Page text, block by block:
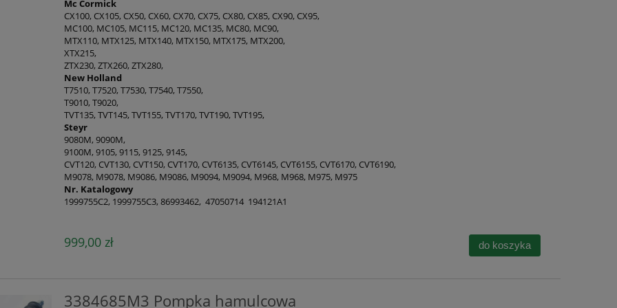
Mc Cormick
CX100, CX105, CX50, CX60, CX70, CX75, CX80, CX85, CX90, CX95,
MC100, MC105, MC115, MC120, MC135, MC80, MC90,
MTX110, MTX125, MTX140, MTX150, MTX175, MTX200,
XTX215,
ZTX230, ZTX260, ZTX280,
New Holland
T7510, T7520, T7530, T7540, T7550,
T9010, T9020,
TVT135, TVT145, TVT155, TVT170, TVT190, TVT195,
Steyr
9080M, 9090M,
9100M, 9105, 9115, 9125, 9145,
CVT120, CVT130, CVT150, CVT170, CVT6135, CVT6145, CVT6155, CVT6170, CVT6190,
M9078, M9078, M9086, M9086, M9094, M9094, M968, M968, M975, M975
Nr. Katalogowy
1999755C2, 1999755C3, 86993462,47050714 194121A1
999,00 zł do koszyka
3384685M3 Pompka hamulcowa